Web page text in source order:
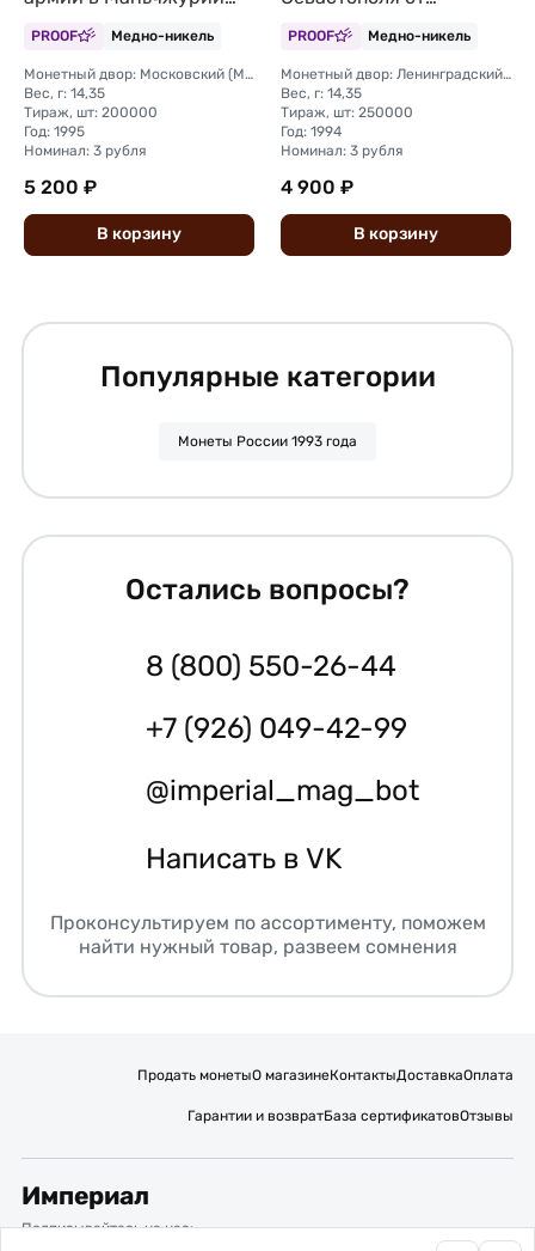
PROOF Медно-никель
Монетный двор: Московский (ММД)
Вес, г: 14,35
Тираж, шт: 200000
Год: 1995
Номинал: 3 рубля
5 200 ₽
В корзину
войск 50 лет (запайка)
PROOF Медно-никель
Монетный двор: Ленинградский (ЛМД)
Вес, г: 14,35
Тираж, шт: 250000
Год: 1994
Номинал: 3 рубля
4 900 ₽
В корзину
Популярные категории
Монеты России 1993 года
Остались вопросы?
8 (800) 550-26-44
+7 (926) 049-42-99
@imperial_mag_bot
Написать в VK
Проконсультируем по ассортименту, поможем
найти нужный товар, развеем сомнения
Продать монетыО магазинеКонтактыДоставкаОплата
Гарантии и возвратБаза сертификатовОтзывы
Империал
Подписывайтесь на нас: